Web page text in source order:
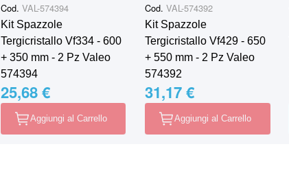
Cod. VAL-574394
Kit Spazzole
Tergicristallo Vf334 - 600
+ 350 mm - 2 Pz Valeo
574394
25,68 €
Aggiungi al Carrello
Cod. VAL-574392
Kit Spazzole
Tergicristallo Vf429 - 650
+ 550 mm - 2 Pz Valeo
574392
31,17 €
Aggiungi al Carrello